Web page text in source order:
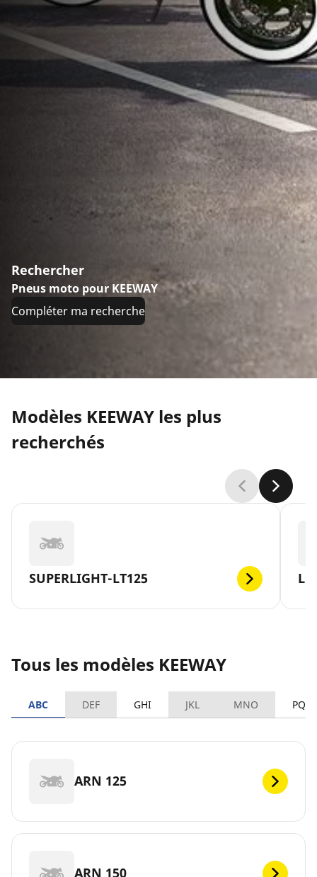
Rechercher
Pneus moto pour KEEWAY
Compléter ma recherche
Modèles KEEWAY les plus
recherchés
SUPERLIGHT-LT125
Tous les modèles KEEWAY
ABC DEF GHI JKL MNO PQRS
ARN 125
ARN 150